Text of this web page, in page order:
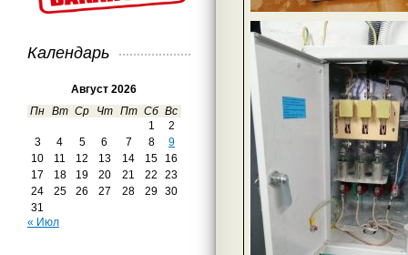
Календарь
Август 2026
Пн Вт Ср Чт Пт Сб Вс
1
2
3
4 5 6 7 8
9
10
11 12 13 14 15
16
17
18 19 20 21 22
23
24
25 26 27 28 29
30
31
« Июл